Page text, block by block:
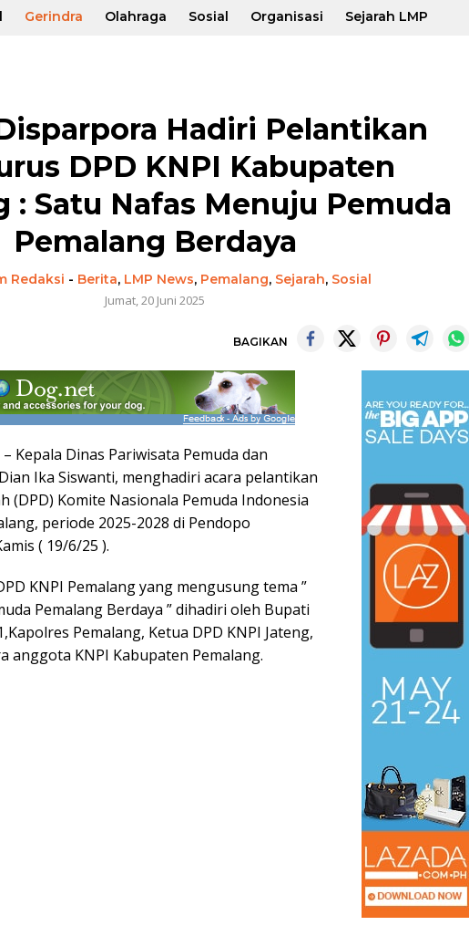
Gerindra Olahraga Sosial Organisasi Sejarah LMP
Hadiri Pelantikan
DPD KNPI Kabupaten
: Satu Nafas Menuju Pemuda
Pemalang Berdaya
Redaksi - Berita, LMP News, Pemalang, Sejarah, Sosial
Jumat, 20 Juni 2025
BAGIKAN
Kepala Dinas Pariwisata Pemuda dan
Ika Siswanti, menghadiri acara pelantikan
(DPD) Komite Nasionala Pemuda Indonesia
periode 2025-2028 di Pendopo
( 19/6/25 ).
KNPI Pemalang yang mengusung tema ”
Pemalang Berdaya ” dihadiri oleh Bupati
Pemalang, Ketua DPD KNPI Jateng,
anggota KNPI Kabupaten Pemalang.